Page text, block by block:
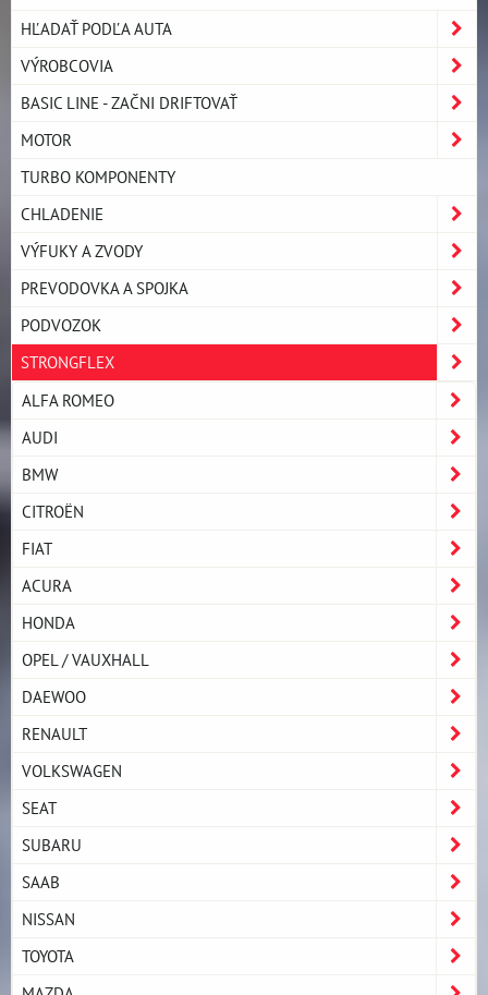
HĽADAŤ PODĽA AUTA
VÝROBCOVIA
BASIC LINE - ZAČNI DRIFTOVAŤ
MOTOR
TURBO KOMPONENTY
CHLADENIE
VÝFUKY A ZVODY
PREVODOVKA A SPOJKA
PODVOZOK
STRONGFLEX
ALFA ROMEO
AUDI
BMW
CITROËN
FIAT
ACURA
HONDA
OPEL / VAUXHALL
DAEWOO
RENAULT
VOLKSWAGEN
SEAT
SUBARU
SAAB
NISSAN
TOYOTA